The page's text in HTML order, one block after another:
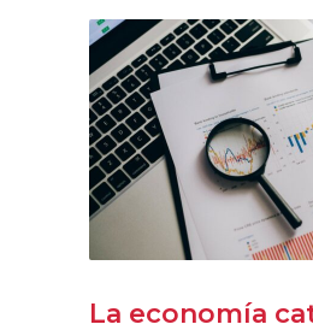
La economía